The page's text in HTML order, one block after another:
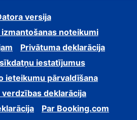
versija
izmantošanas noteikumi
Privātuma deklarācija
iestatījumus
ieteikumu pārvaldīšana
deklarācija
Par Booking.com